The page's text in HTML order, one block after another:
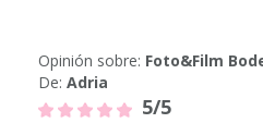
Opinión sobre: Foto&Film
De: Adria
5/5